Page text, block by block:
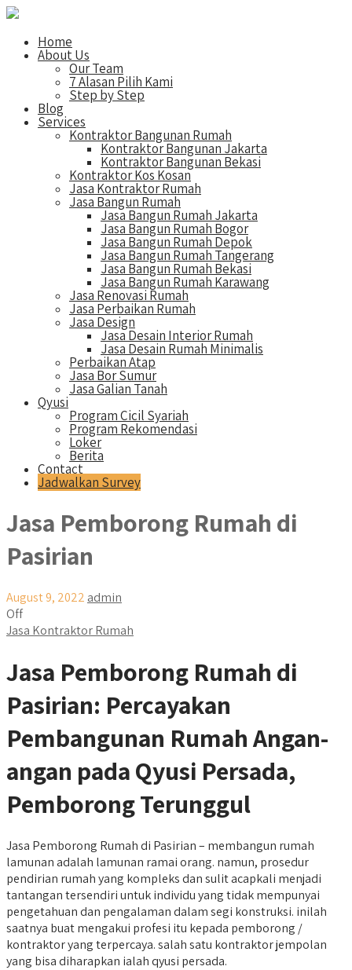
Home
About Us
Our Team
7 Alasan Pilih Kami
Step by Step
Blog
Services
Kontraktor Bangunan Rumah
Kontraktor Bangunan Jakarta
Kontraktor Bangunan Bekasi
Kontraktor Kos Kosan
Jasa Kontraktor Rumah
Jasa Bangun Rumah
Jasa Bangun Rumah Jakarta
Jasa Bangun Rumah Bogor
Jasa Bangun Rumah Depok
Jasa Bangun Rumah Tangerang
Jasa Bangun Rumah Bekasi
Jasa Bangun Rumah Karawang
Jasa Renovasi Rumah
Jasa Perbaikan Rumah
Jasa Design
Jasa Desain Interior Rumah
Jasa Desain Rumah Minimalis
Perbaikan Atap
Jasa Bor Sumur
Jasa Galian Tanah
Qyusi
Program Cicil Syariah
Program Rekomendasi
Loker
Berita
Contact
Jadwalkan Survey
Jasa Pemborong Rumah di
Pasirian
August 9, 2022 admin
Off
Jasa Kontraktor Rumah
Jasa Pemborong Rumah di
Pasirian: Percayakan
Pembangunan Rumah Angan-
angan pada Qyusi Persada,
Pemborong Terunggul
Jasa Pemborong Rumah di Pasirian – membangun rumah
lamunan adalah lamunan ramai orang. namun, prosedur
pendirian rumah yang kompleks dan sulit acapkali menjadi
tantangan tersendiri untuk individu yang tidak mempunyai
pengetahuan dan pengalaman dalam segi konstruksi. inilah
saatnya buat mengakui profesi itu kepada pemborong /
kontraktor yang terpercaya. salah satu kontraktor jempolan
yang bisa diharapkan ialah qyusi persada.